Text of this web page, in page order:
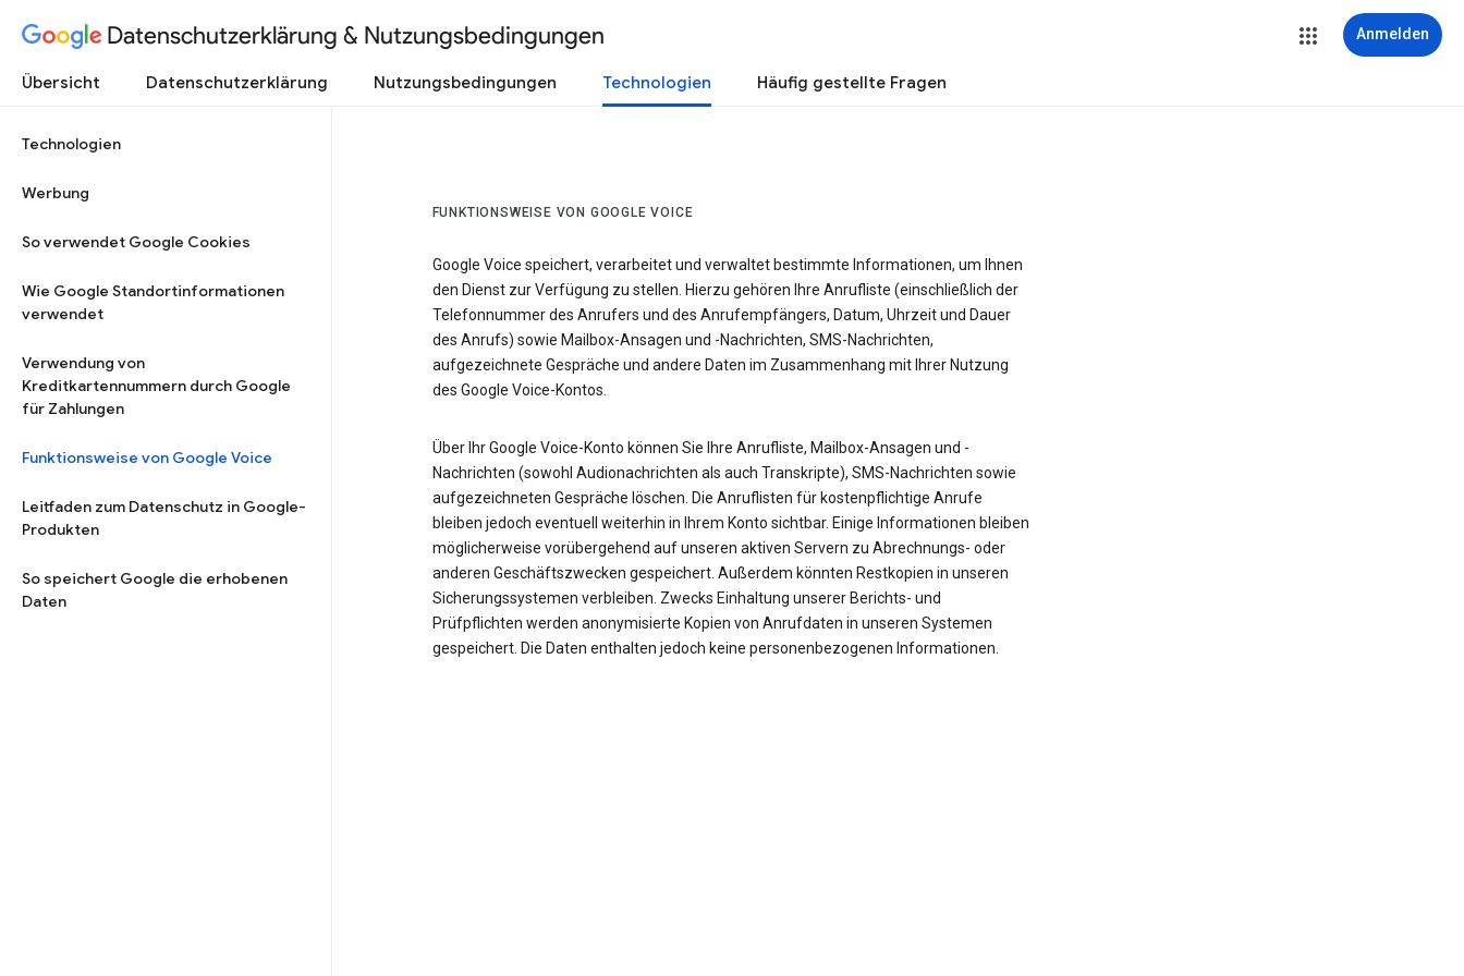
Datenschutzerklärung & Nutzungsbedingungen Anmelden
Übersicht Datenschutzerklärung Nutzungsbedingungen Technologien Häufig gestellte Fragen
Technologien
Werbung
So verwendet Google Cookies
Wie Google Standortinformationen
verwendet
Verwendung von
Kreditkartennummern durch Google
für Zahlungen
Funktionsweise von Google Voice
Leitfaden zum Datenschutz in Google-
Produkten
So speichert Google die erhobenen
Daten
FUNKTIONSWEISE VON GOOGLE VOICE
Google Voice speichert, verarbeitet und verwaltet bestimmte Informationen, um Ihnen
den Dienst zur Verfügung zu stellen. Hierzu gehören Ihre Anrufliste (einschließlich der
Telefonnummer des Anrufers und des Anrufempfängers, Datum, Uhrzeit und Dauer
des Anrufs) sowie Mailbox-Ansagen und -Nachrichten, SMS-Nachrichten,
aufgezeichnete Gespräche und andere Daten im Zusammenhang mit Ihrer Nutzung
des Google Voice-Kontos.
Über Ihr Google Voice-Konto können Sie Ihre Anrufliste, Mailbox-Ansagen und -
Nachrichten (sowohl Audionachrichten als auch Transkripte), SMS-Nachrichten sowie
aufgezeichneten Gespräche löschen. Die Anruflisten für kostenpflichtige Anrufe
bleiben jedoch eventuell weiterhin in Ihrem Konto sichtbar. Einige Informationen bleiben
möglicherweise vorübergehend auf unseren aktiven Servern zu Abrechnungs- oder
anderen Geschäftszwecken gespeichert. Außerdem könnten Restkopien in unseren
Sicherungssystemen verbleiben. Zwecks Einhaltung unserer Berichts- und
Prüfpflichten werden anonymisierte Kopien von Anrufdaten in unseren Systemen
gespeichert. Die Daten enthalten jedoch keine personenbezogenen Informationen.